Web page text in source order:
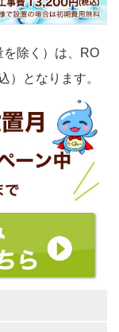
除く）は、RO
）となります。